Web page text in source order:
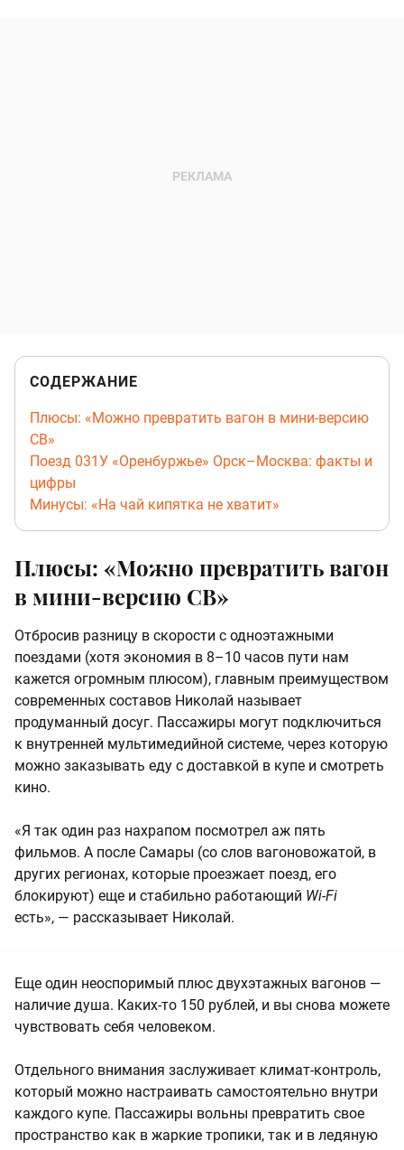
СОДЕРЖАНИЕ
Плюсы: «Можно превратить вагон в мини-версию
СВ»
Поезд 031У «Оренбуржье» Орск–Москва: факты и
цифры
Минусы: «На чай кипятка не хватит»
Плюсы: «Можно превратить вагон
в мини-версию СВ»
Отбросив разницу в скорости с одноэтажными
поездами (хотя экономия в 8–10 часов пути нам
кажется огромным плюсом), главным преимуществом
современных составов Николай называет
продуманный досуг. Пассажиры могут подключиться
к внутренней мультимедийной системе, через которую
можно заказывать еду с доставкой в купе и смотреть
кино.
«Я так один раз нахрапом посмотрел аж пять
фильмов. А после Самары (со слов вагоновожатой, в
других регионах, которые проезжает поезд, его
блокируют) еще и стабильно работающий Wi-Fi
есть», — рассказывает Николай.
Еще один неоспоримый плюс двухэтажных вагонов —
наличие душа. Каких-то 150 рублей, и вы снова можете
чувствовать себя человеком.
Отдельного внимания заслуживает климат-контроль,
который можно настраивать самостоятельно внутри
каждого купе. Пассажиры вольны превратить свое
пространство как в жаркие тропики, так и в ледяную